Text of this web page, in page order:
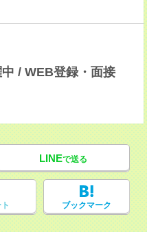
/ WEB登録・面接
LINEで送る
ブックマーク